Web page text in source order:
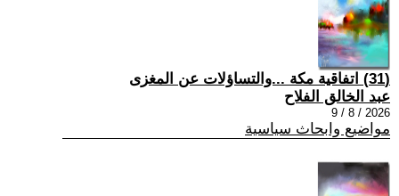
(31) اتفاقية مكة ...والتساؤلات عن المغزى
عبد الخالق الفلاح
2026 / 8 / 9
مواضيع وابحاث سياسية